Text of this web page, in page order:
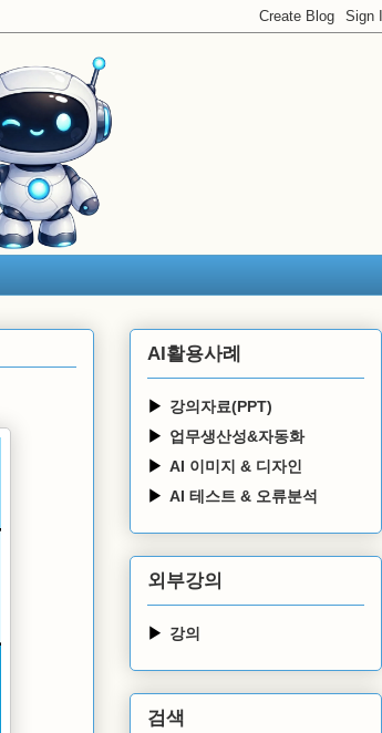
AI활용사례
강의자료(PPT)
업무생산성&자동화
AI 이미지 & 디자인
AI 테스트 & 오류분석
외부강의
강의
검색